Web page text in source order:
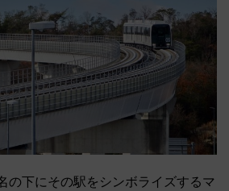
の下にその駅をシンボライズするマ